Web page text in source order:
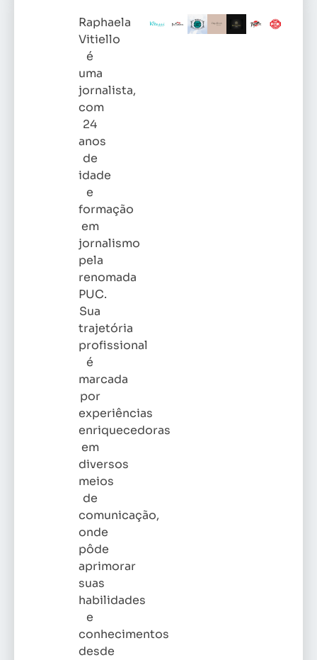
Raphaela
Vitiello
é
uma
jornalista,
com
24
anos
de
idade
e
formação
em
jornalismo
pela
renomada
PUC.
Sua
trajetória
profissional
é
marcada
por
experiências
enriquecedoras
em
diversos
meios
de
comunicação,
onde
pôde
aprimorar
suas
habilidades
e
conhecimentos
desde